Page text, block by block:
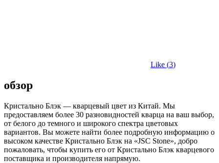
Like (3)
обзор
Кристально Блэк — кварцевый цвет из Китай. Мы
предоставляем более 30 разновидностей кварца на ваш выбор,
от белого до темного и широкого спектра цветовых
вариантов. Вы можете найти более подробную информацию о
высоком качестве Кристально Блэк на «JSC Stone», добро
пожаловать, чтобы купить его от Кристально Блэк кварцевого
поставщика и производителя напрямую.